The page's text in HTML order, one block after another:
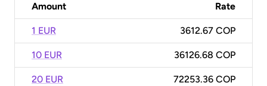
Amount Rate
1 EUR 3612.67 COP
10 EUR 36126.68 COP
20 EUR 72253.36 COP